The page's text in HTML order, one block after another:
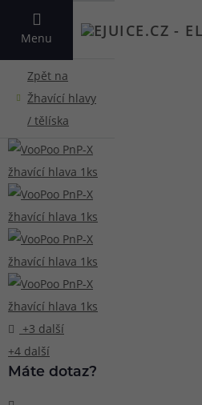
Menu
VYHLEDAT
+3 další
+4 další
Máte dotaz?